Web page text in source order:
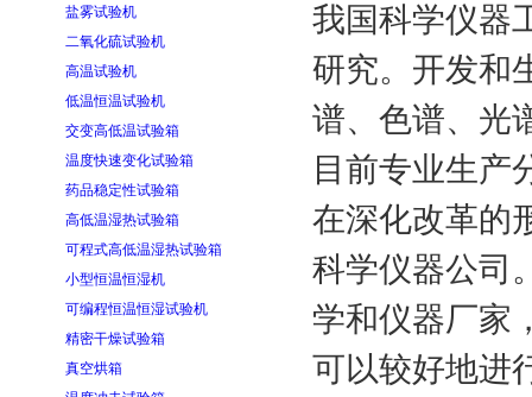
盐雾试验机
二氧化硫试验机
高温试验机
低温恒温试验机
交变高低温试验箱
温度快速变化试验箱
药品稳定性试验箱
高低温湿热试验箱
可程式高低温湿热试验箱
小型恒温恒湿机
可编程恒温恒湿试验机
精密干燥试验箱
真空烘箱
我国科学仪器
研究。开发和
谱、色谱、光
目前专业生产
在深化改革的
科学仪器公司
学和仪器厂家
可以较好地进